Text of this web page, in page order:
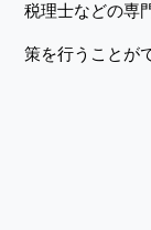
税理士などの専
策を行うことが